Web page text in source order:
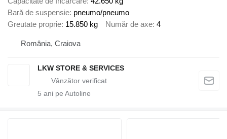
Bară de suspensie pneumo/pneumo
Greutate proprie 15.850 kg Număr de axe 4
România, Craiova
LKW STORE & SERVICES
5 ani pe Autoline